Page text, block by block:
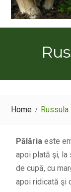
Home Russula
Pălăriaeste
apoi plată şi, la
de cupă, cu
apoi ridicată şi